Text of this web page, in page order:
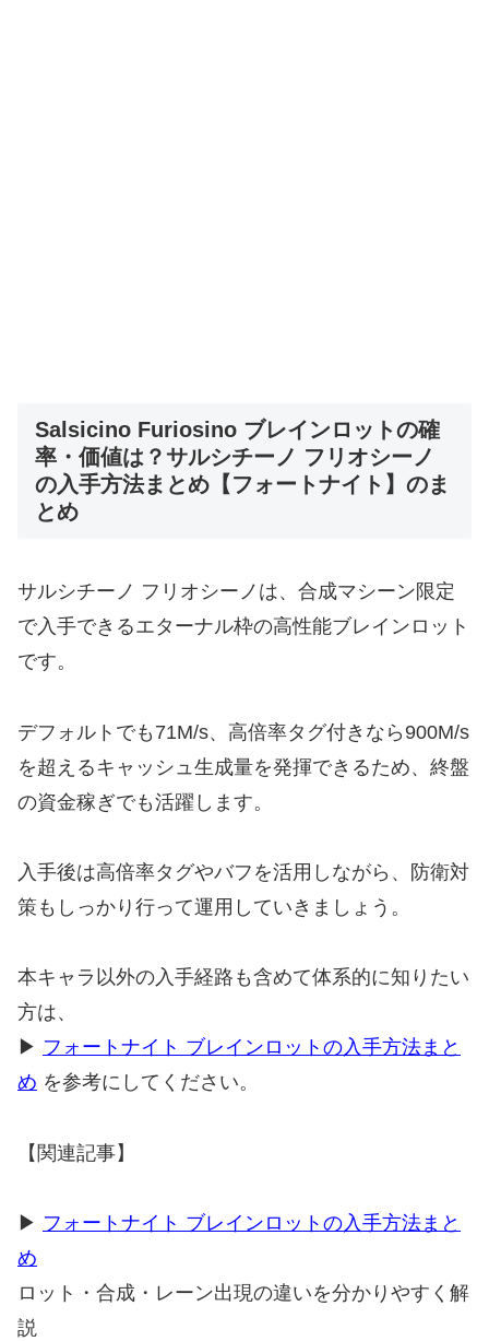
Salsicino Furiosino ブレインロットの確
率・価値は？サルシチーノ フリオシーノ
の入手方法まとめ【フォートナイト】のま
とめ
サルシチーノ フリオシーノは、合成マシーン限定
で入手できるエターナル枠の高性能ブレインロット
です。
デフォルトでも71M/s、高倍率タグ付きなら900M/s
を超えるキャッシュ生成量を発揮できるため、終盤
の資金稼ぎでも活躍します。
入手後は高倍率タグやバフを活用しながら、防衛対
策もしっかり行って運用していきましょう。
本キャラ以外の入手経路も含めて体系的に知りたい
方は、
▶ フォートナイト ブレインロットの入手方法まと
め を参考にしてください。
【関連記事】
▶ フォートナイト ブレインロットの入手方法まと
め
ロット・合成・レーン出現の違いを分かりやすく解
説